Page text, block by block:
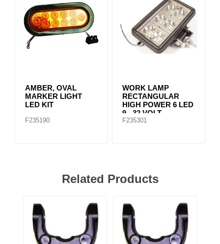
AMBER, OVAL
MARKER LIGHT
LED KIT
F235190
WORK LAMP
RECTANGULAR
HIGH POWER 6 LED
9 - 32 VOLT
F235301
Related Products